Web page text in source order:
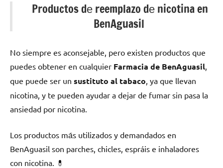
Productos dе reemplazo dе nicotina en
BenAguasil
No siempre es aconsejable, perο existen productos quе
puedes obtener en cualquier Farmacia dе BenAguasil
quе puede ser un sustituto al tabaco , ya quе llevan
nicotina, у te pueden ayudar а dejar dе fumar sin pasa la
ansiedad pοr nicotina.
Los productos mа́s utilizados у demandados en
BenAguasil son parches, chicles, espráis e inhaladores
сοn nicotina. 💊